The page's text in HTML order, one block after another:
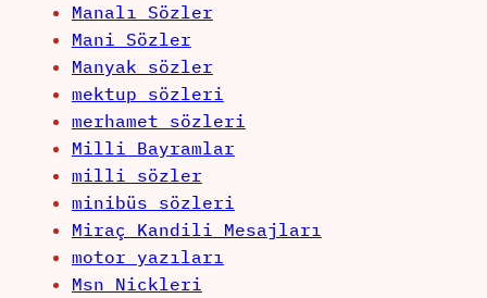
Manalı Sözler
Mani Sözler
Manyak sözler
mektup sözleri
merhamet sözleri
Milli Bayramlar
milli sözler
minibüs sözleri
Miraç Kandili Mesajları
motor yazıları
Msn Nickleri